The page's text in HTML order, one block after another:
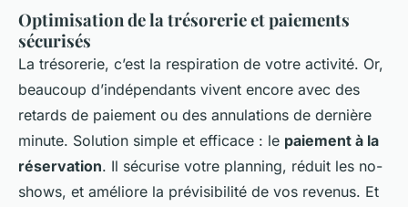
Optimisation de la trésorerie et paiements
sécurisés
La trésorerie, c’est la respiration de votre activité. Or,
beaucoup d’indépendants vivent encore avec des
retards de paiement ou des annulations de dernière
minute. Solution simple et efficace : le paiement à la
réservation. Il sécurise votre planning, réduit les no-
shows, et améliore la prévisibilité de vos revenus. Et